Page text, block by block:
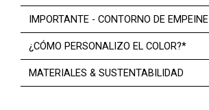
IMPORTANTE - CONTORNO DE EMPEINE
¿CÓMO PERSONALIZO EL COLOR?*
MATERIALES & SUSTENTABILIDAD